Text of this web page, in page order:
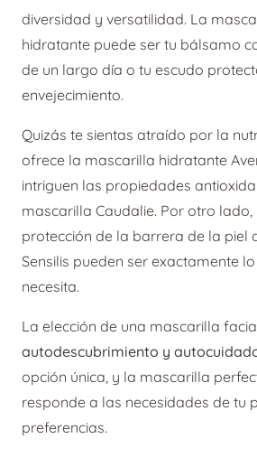
diversidad y versatilidad. La
hidratante puede ser tu bálsamo
de un largo día o tu escudo
envejecimiento.
Quizás te sientas atraído por la
ofrece la mascarilla hidratante
intriguen las propiedades
mascarilla Caudalie. Por otro
protección de la barrera de la piel
Sensilis pueden ser exactamente
necesita.
La elección de una mascarilla
autodescubrimiento y
opción única, y la mascarilla
responde a las necesidades de tu
preferencias.